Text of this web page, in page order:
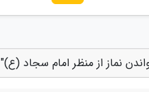
نماز از منظر امام سجاد (ع)"